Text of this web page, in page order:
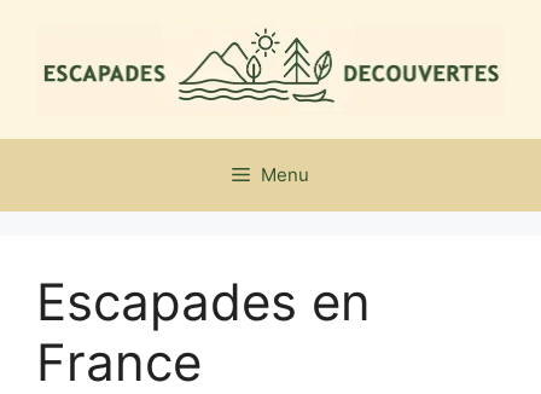
contenu
Menu
Escapades en
France